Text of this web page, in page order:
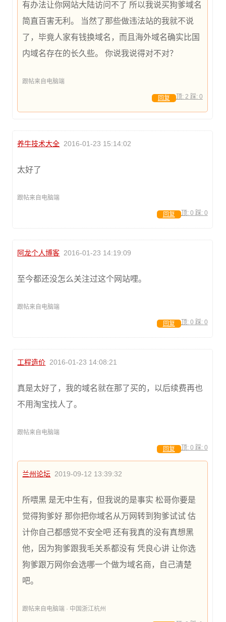
有办法让你网站大陆访问不了 所以我说买狗爹域名
简直百害无利。 当然了那些做违法站的我就不说
了，毕竟人家有钱换域名，而且海外域名确实比国
内域名存在的长久些。 你说我说得对不对？
跟帖来自电脑端
顶: 2 踩: 0
回复
养牛技术大全 2016-01-23 15:14:02
太好了
跟帖来自电脑端
顶: 0 踩: 0
回复
阿龙个人博客 2016-01-23 14:19:09
至今都还没怎么关注过这个网站哩。
跟帖来自电脑端
顶: 0 踩: 0
回复
工程造价 2016-01-23 14:08:21
真是太好了，我的域名就在那了买的，以后续费再也
不用淘宝找人了。
跟帖来自电脑端
顶: 0 踩: 0
回复
兰州论坛 2019-09-12 13:39:32
所喂黑 是无中生有，但我说的是事实 松哥你要是
觉得狗爹好 那你把你域名从万网转到狗爹试试 估
计你自己都感觉不安全吧 还有我真的没有真想黑
他，因为狗爹跟我毛关系都没有 凭良心讲 让你选
狗爹跟万网你会选哪一个做为域名商，自己清楚
吧。
跟帖来自电脑端 · 中国浙江杭州